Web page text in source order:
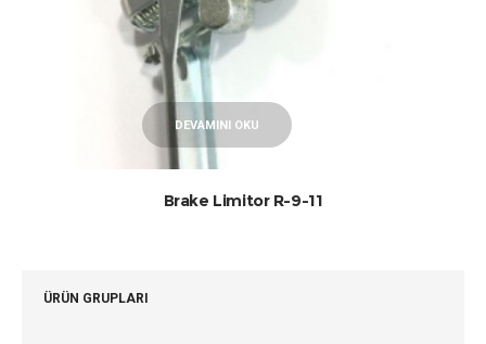
DEVAMINI OKU
Brake Limitor R-9-11
ÜRÜN GRUPLARI